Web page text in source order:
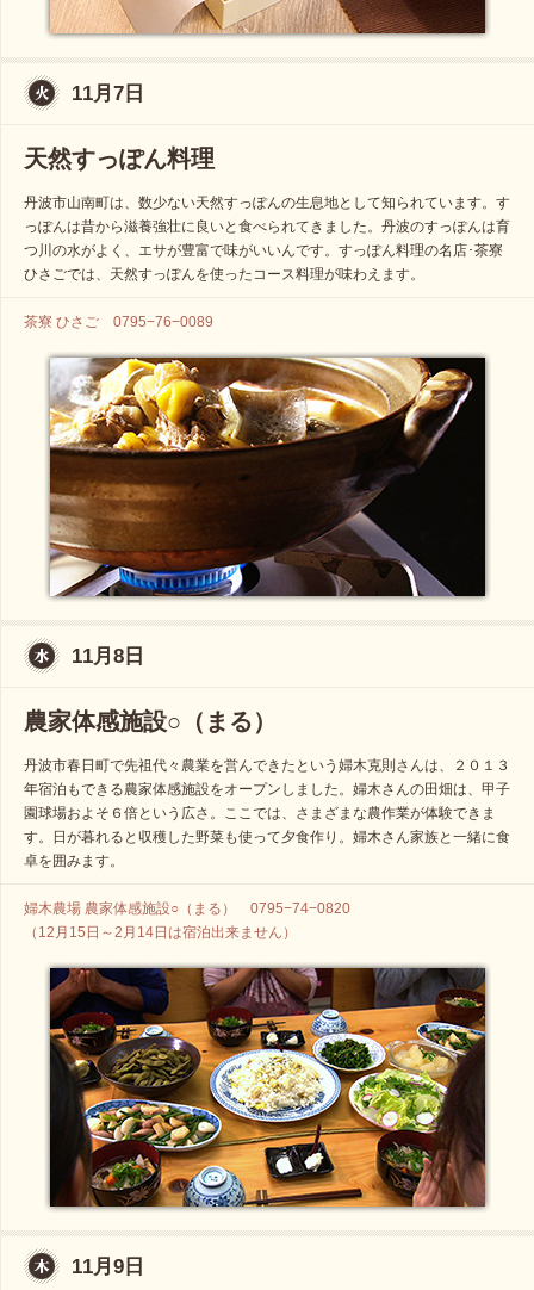
11月7日
天然すっぽん料理
丹波市山南町は、数少ない天然すっぽんの生息地として知られています。す
っぽんは昔から滋養強壮に良いと食べられてきました。丹波のすっぽんは育
つ川の水がよく、エサが豊富で味がいいんです。すっぽん料理の名店･茶寮
ひさごでは、天然すっぽんを使ったコース料理が味わえます。
茶寮 ひさご 0795−76−0089
11月8日
農家体感施設○（まる）
丹波市春日町で先祖代々農業を営んできたという婦木克則さんは、２０１３
年宿泊もできる農家体感施設をオープンしました。婦木さんの田畑は、甲子
園球場およそ６倍という広さ。ここでは、さまざまな農作業が体験できま
す。日が暮れると収穫した野菜も使って夕食作り。婦木さん家族と一緒に食
卓を囲みます。
婦木農場 農家体感施設○（まる） 0795−74−0820
（12月15日～2月14日は宿泊出来ません）
11月9日